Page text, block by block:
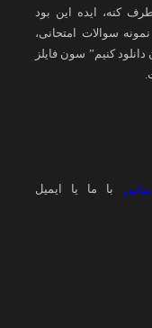
کنه، ایده این بود
سوالات امتحانی،
کنیم” سون فایلز
با ما یا ایمیل